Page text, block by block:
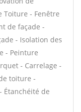
Toiture - Fenêtre
de façade -
- Isolation des
- Peinture
- Carrelage -
toiture -
Étanchéité de